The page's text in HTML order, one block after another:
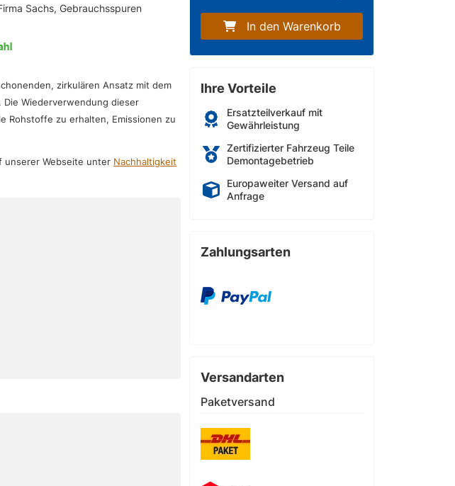
Sachs, Gebrauchsspuren
zirkulären Ansatz mit dem
Wiederverwendung dieser
Rohstoffe zu erhalten, Emissionen zu
unserer Webseite unter Nachhaltigkeit
In den Warenkorb
Ihre Vorteile
Ersatzteilverkauf mit
Gewährleistung
Zertifizierter Fahrzeug Teile
Demontagebetrieb
Europaweiter Versand auf
Anfrage
Zahlungsarten
Versandarten
Paketversand